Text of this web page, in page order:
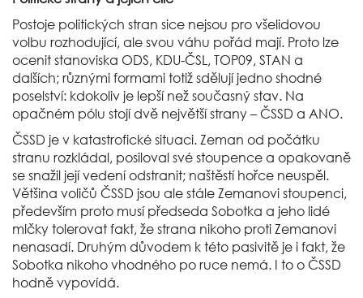
Postoje politických stran sice nejsou pro všelidovou
volbu rozhodující, ale svou váhu pořád mají. Proto lze
ocenit stanoviska ODS, KDU-ČSL, TOP09, STAN a
dalších; různými formami totiž sdělují jedno shodné
poselství: kdokoliv je lepší než současný stav. Na
opačném pólu stojí dvě největší strany – ČSSD a ANO.
ČSSD je v katastrofické situaci. Zeman od počátku
stranu rozkládal, posiloval své stoupence a opakovaně
se snažil její vedení odstranit; naštěstí hořce neuspěl.
Většina voličů ČSSD jsou ale stále Zemanovi stoupenci,
především proto musí předseda Sobotka a jeho lidé
mlčky tolerovat fakt, že strana nikoho proti Zemanovi
nenasadí. Druhým důvodem k této pasivitě je i fakt, že
Sobotka nikoho vhodného po ruce nemá. I to o ČSSD
hodně vypovídá.